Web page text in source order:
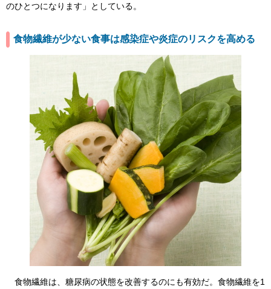
のひとつになります」としている。
食物繊維が少ない食事は感染症や炎症のリスクを高める
食物繊維は、糖尿病の状態を改善するのにも有効だ。食物繊維を1